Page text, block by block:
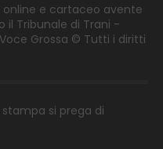
online e cartaceo avente
il Tribunale di Trani -
Voce Grossa © Tutti i diritti
si prega di